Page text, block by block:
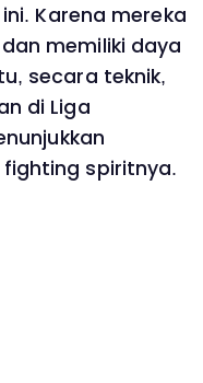
Karena mereka
memiliki daya
secara teknik,
di Liga
spiritnya.